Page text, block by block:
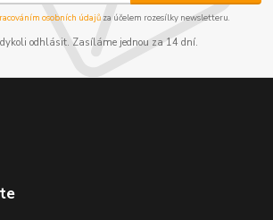
osobních údajůza účelem rozesílky newsletteru.
odhlásit. Zasíláme jednou za 14 dní.